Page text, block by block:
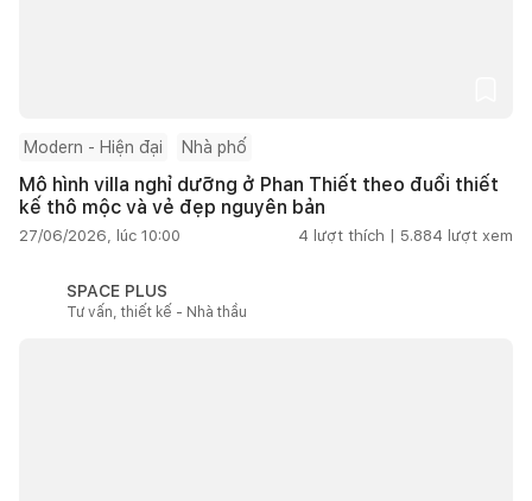
Modern - Hiện đại Nhà phố
Mô hình villa nghỉ dưỡng ở Phan Thiết theo đuổi thiết
kế thô mộc và vẻ đẹp nguyên bản
27/06/2026, lúc 10:00 4 lượt thích | 5.884 lượt xem
SPACE PLUS
Tư vấn, thiết kế - Nhà thầu